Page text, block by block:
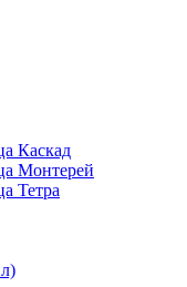
Каскад
Монтерей
Тетра